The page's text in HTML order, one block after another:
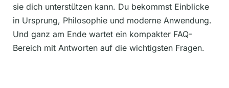
sie dich unterstützen kann. Du bekommst Einblicke
in Ursprung, Philosophie und moderne Anwendung.
Und ganz am Ende wartet ein kompakter FAQ-
Bereich mit Antworten auf die wichtigsten Fragen.